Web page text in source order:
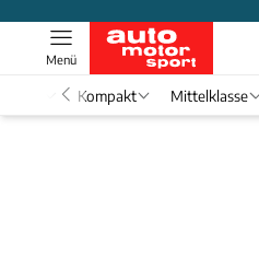
Menü
Kompakt Mittelklasse